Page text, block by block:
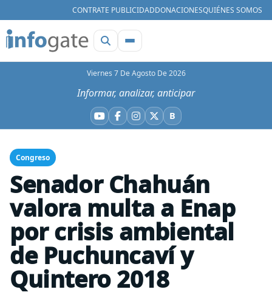
CONTRATE PUBLICIDADDONACIONESQUIÉNES SOMOS
Viernes 7 De Agosto De 2026
Informar, analizar, anticipar
YouTube
Facebook
Instagram
X BBluesky
Congreso
Senador Chahuán
valora multa a Enap
por crisis ambiental
de Puchuncaví y
Quintero 2018